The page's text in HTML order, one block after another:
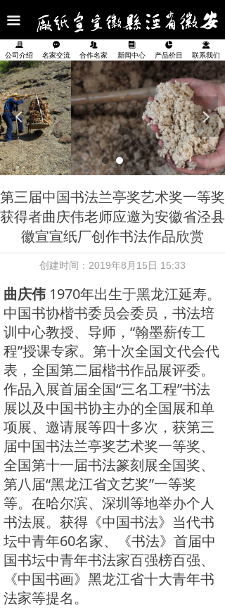
끀
首页
公司介绍
名家交流
合作名家
新闻中心
产品展示
产品价目表
联系我们
넳 넲
끉
公司介绍
끁
名家交流
뀡
合作名家
뀴
新闻中心
넗
产品价目
끤
联系我们
第三届中国书法兰亭奖艺术奖一等奖
获得者曲庆伟老师应邀为安徽省泾县
徽宣宣纸厂创作书法作品欣赏
曲庆伟 1970年出生于黑龙江延寿。
中国书协楷书委员会委员，书法培
训中心教授、导师，“翰墨薪传工
程”授课专家。第十次全国文代会代
表，全国第二届楷书作品展评委。
作品入展首届全国“三名工程”书法
展以及中国书协主办的全国展和单
项展、邀请展等四十多次，获第三
届中国书法兰亭奖艺术奖一等奖、
全国第十一届书法篆刻展全国奖、
第八届“黑龙江省文艺奖”一等奖
等。在哈尔滨、深圳等地举办个人
书法展。获得《中国书法》当代书
坛中青年60名家、《书法》首届中
国书坛中青年书法家百强榜百强、
《中国书画》黑龙江省十大青年书
法家等提名。
创建时间： 2019年8月15日 15:33